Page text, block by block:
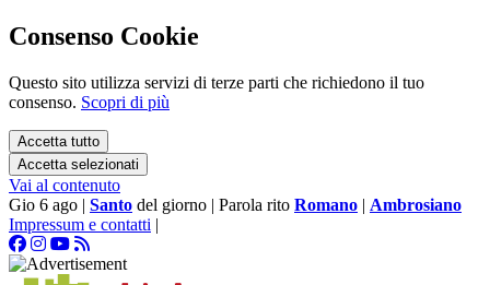
Consenso Cookie
Questo sito utilizza servizi di terze parti che richiedono il tuo
consenso. Scopri di più
Accetta tutto
Accetta selezionati
Vai al contenuto
Gio 6 ago | Santo del giorno | Parola rito Romano | Ambrosiano
Impressum e contatti |